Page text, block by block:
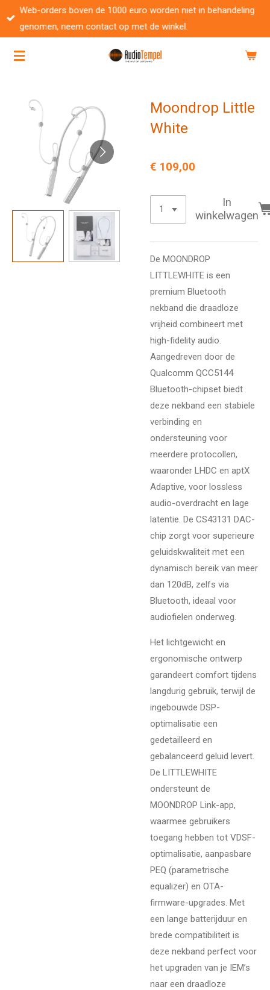
Ga
direct
de
Web-orders boven de 1000 euro worden niet in behandeling
genomen, neem contact op met de winkel.
Moondrop Little
White
€ 109,00
In
winkelwagen
De MOONDROP
LITTLEWHITE is een
premium Bluetooth
nekband die draadloze
vrijheid combineert met
high-fidelity audio.
Aangedreven door de
Qualcomm QCC5144
Bluetooth-chipset biedt
deze nekband een stabiele
verbinding en
ondersteuning voor
meerdere protocollen,
waaronder LHDC en aptX
Adaptive, voor lossless
audio-overdracht en lage
latentie. De CS43131 DAC-
chip zorgt voor superieure
geluidskwaliteit met een
dynamisch bereik van meer
dan 120dB, zelfs via
Bluetooth, ideaal voor
audiofielen onderweg.
Het lichtgewicht en
ergonomische ontwerp
garandeert comfort tijdens
langdurig gebruik, terwijl de
ingebouwde DSP-
optimalisatie een
gedetailleerd en
gebalanceerd geluid levert.
De LITTLEWHITE
ondersteunt de
MOONDROP Link-app,
waarmee gebruikers
toegang hebben tot VDSF-
optimalisatie, aanpasbare
PEQ (parametrische
equalizer) en OTA-
firmware-upgrades. Met
een lange batterijduur en
brede compatibiliteit is
deze nekband perfect voor
het upgraden van je IEM’s
naar een draadloze